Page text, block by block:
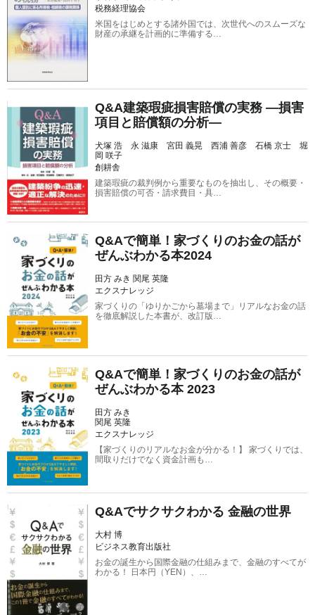
税務経理協会
米国をはじめとする諸外国では、次世代へのスムーズな
財産の承継を計画的に準備する…
Q&A建築瑕疵損害賠償の実務 ―損害
項目と賠償額の分析―
犬塚 浩 永 滋康 宮田 義晃 西浦 善彦 石橋 京士 堀
岡 咲子
創耕舎
建築瑕疵の裁判例から重要なものを抽出し、その概要・
損害賠償の可否・請求費目・具…
Q&Aで簡単！家づくりのお金の話が
ぜんぶわかる本2024
田方 みき 関尾 英隆
エクスナレッジ
家づくりの「ゆりかごから墓場まで」リアルなお金の話
を徹底解説した本書が、改訂版…
Q&Aで簡単！家づくりのお金の話が
ぜんぶわかる本 2023
田方 みき
関尾 英隆
エクスナレッジ
【家づくりのリアルなお金が分かる！】 家づくりでは、
間取りだけでなく資金計画も…
Q&Aでサクサクわかる 金融の世界
大村 博
ビジネス教育出版社
お金の誕生から国際金融の仕組みまで、金融のすべてが
わかる！ 日本円（YEN）、…